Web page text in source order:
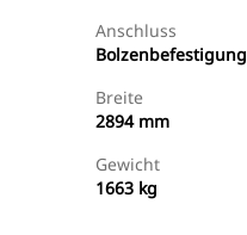
Anschluss
Bolzenbefestigung
Breite
2894 mm
Gewicht
1663 kg